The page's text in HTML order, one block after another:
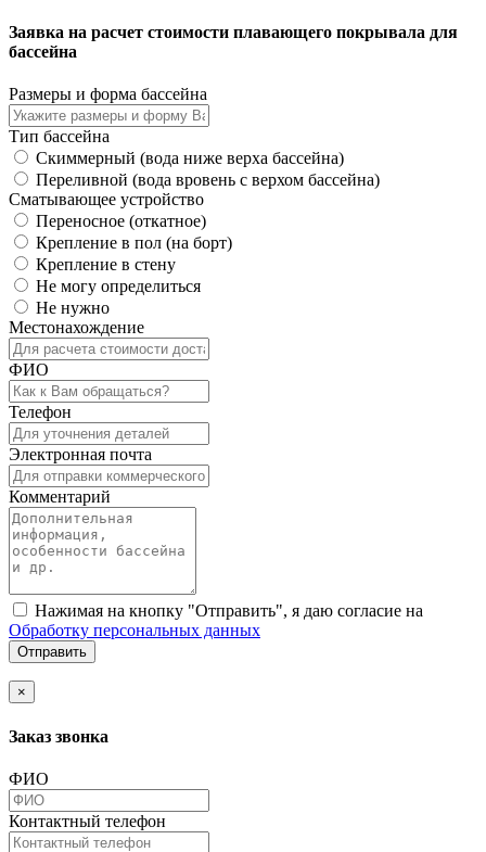
Заявка на расчет стоимости плавающего покрывала для
бассейна
Размеры и форма бассейна
Тип бассейна
Скиммерный (вода ниже верха бассейна)
Переливной (вода вровень с верхом бассейна)
Сматывающее устройство
Переносное (откатное)
Крепление в пол (на борт)
Крепление в стену
Не могу определиться
Не нужно
Местонахождение
ФИО
Телефон
Электронная почта
Комментарий
Нажимая на кнопку "Отправить", я даю согласие на
Обработку персональных данных
Отправить
×
Заказ звонка
ФИО
Контактный телефон